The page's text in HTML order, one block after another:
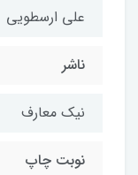
علی ارسطویی
ناشر
نیک معارف
نوبت چاپ